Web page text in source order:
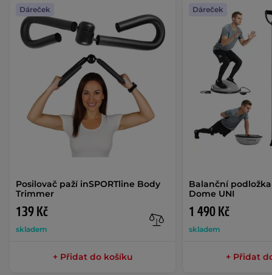
Posilovač paží inSPORTline Body
Trimmer
139 Kč
skladem
Dáreček
+ Přidat do košíku
Balanční
Dome UNI
1 490 Kč
skladem
Dáreček
+ Přidat